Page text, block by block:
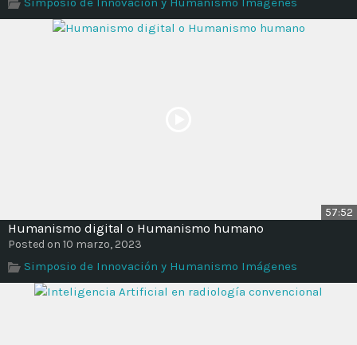
57:52
Humanismo digital o Humanismo humano
Posted on 10 marzo, 2023
Simposio de Innovación y Humanismo Imágenes